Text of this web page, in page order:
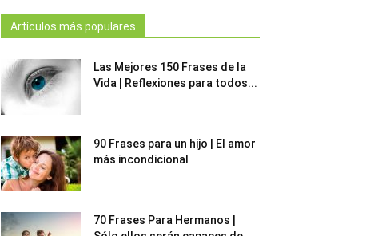
Artículos más populares
Las Mejores 150 Frases de la
Vida | Reflexiones para todos...
90 Frases para un hijo | El amor
más incondicional
70 Frases Para Hermanos |